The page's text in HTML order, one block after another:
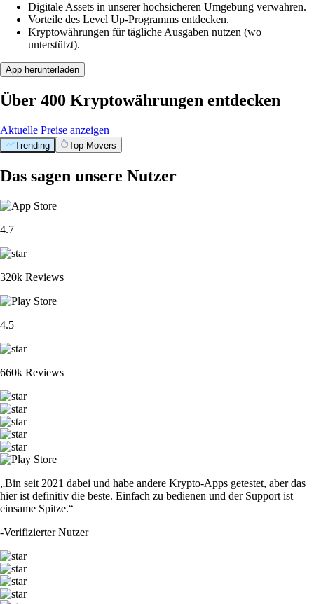
Digitale Assets in unserer hochsicheren Umgebung verwahren.
Vorteile des Level Up-Programms entdecken.
Kryptowährungen für tägliche Ausgaben nutzen (wo
unterstützt).
App herunterladen
Über 400 Kryptowährungen entdecken
Aktuelle Preise anzeigen
Trending Top Movers
Das sagen unsere Nutzer
4.7
320k Reviews
4.5
660k Reviews
„Bin seit 2021 dabei und habe andere Krypto-Apps getestet, aber das
hier ist definitiv die beste. Einfach zu bedienen und der Support ist
einsame Spitze.“
-Verifizierter Nutzer